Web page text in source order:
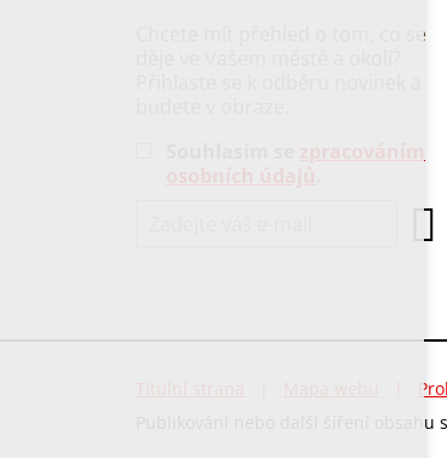
Chcete mít přehled o tom, co se
Publikování nebo další šíření obsahu